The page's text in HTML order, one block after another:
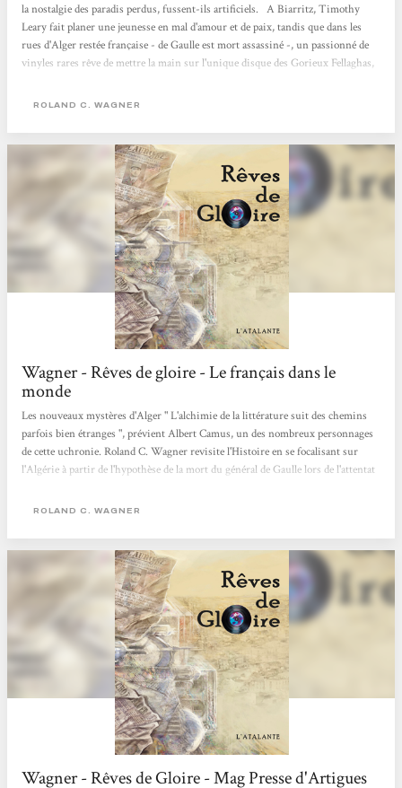
la nostalgie des paradis perdus, fussent-ils artificiels. A Biarritz, Timothy
Leary fait planer une jeunesse en mal d'amour et de paix, tandis que dans les
rues d'Alger restée française - de Gaulle est mort assassiné -, un passionné de
vinyles rares rêve de mettre la main sur l'unique disque des Gorieux Fellaghas,
amère qui promet de devenir un classique. Philippe Hupp Le Nouvel
ROLAND C. WAGNER
Wagner - Rêves de gloire - Le français dans le
monde
Les nouveaux mystères d'Alger " L'alchimie de la littérature suit des chemins
parfois bien étranges ", prévient Albert Camus, un des nombreux personnages
de cette uchronie. Roland C. Wagner revisite l'Histoire en se focalisant sur
l'Algérie à partir de l'hypothèse de la mort du général de Gaulle lors de l'attentat
communautaires, les expériences mystiques, les conflits militaires et politiques
monde
ROLAND C. WAGNER
Wagner - Rêves de Gloire - Mag Presse d'Artigues